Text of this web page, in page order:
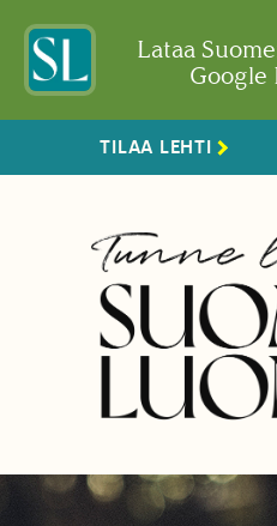
Lataa
Google
TILAA LEHTI